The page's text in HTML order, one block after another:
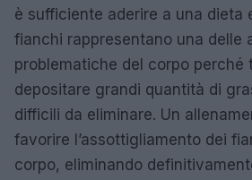
è sufficiente aderire a una dieta
fianchi rappresentano una delle
problematiche del corpo perché
depositare grandi quantità di
difficili da eliminare. Un
favorire l’assottigliamento dei
corpo, eliminando